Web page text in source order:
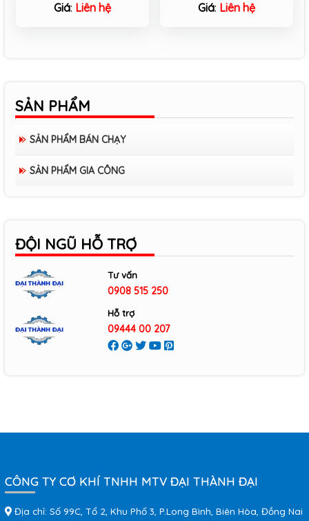
Giá: Liên hệ Giá: Liên hệ
SẢN PHẨM
SẢN PHẨM BÁN CHẠY
SẢN PHẨM GIA CÔNG
ĐỘI NGŨ HỖ TRỢ
Tư vấn
0908 515 250
Hỗ trợ
09444 00 207
CÔNG TY CƠ KHÍ TNHH MTV ĐẠI THÀNH ĐẠI
Địa chỉ: Số 99C, Tổ 2, Khu Phố 3, P.Long Bình, Biên Hòa, Đồng Nai